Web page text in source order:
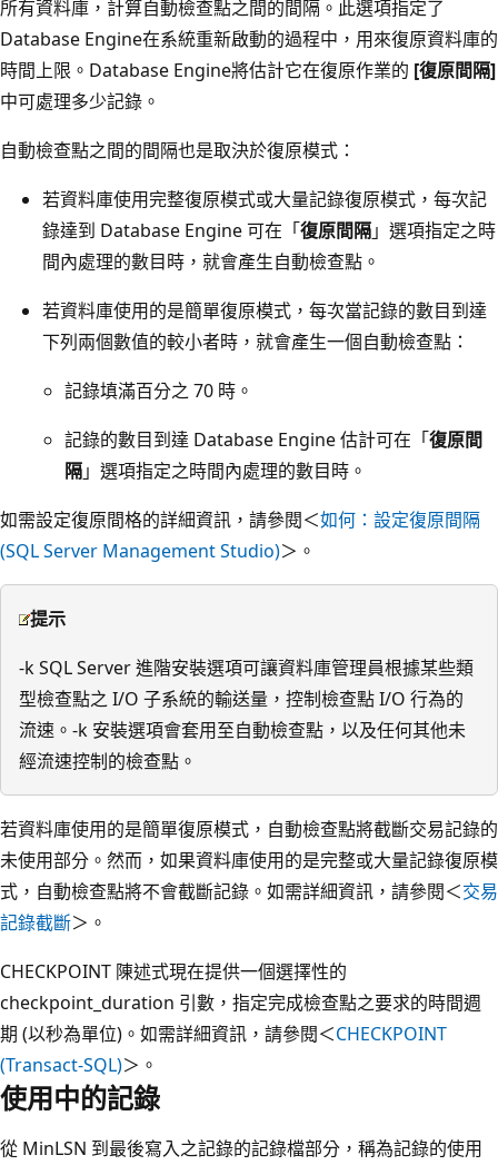
所有資料庫，計算自動檢查點之間的間隔。此選項指定了
Database Engine在系統重新啟動的過程中，用來復原資料庫的
時間上限。Database Engine將估計它在復原作業的 [復原間隔]
中可處理多少記錄。
自動檢查點之間的間隔也是取決於復原模式：
若資料庫使用完整復原模式或大量記錄復原模式，每次記
錄達到 Database Engine 可在「復原間隔」選項指定之時
間內處理的數目時，就會產生自動檢查點。
若資料庫使用的是簡單復原模式，每次當記錄的數目到達
下列兩個數值的較小者時，就會產生一個自動檢查點：
記錄填滿百分之 70 時。
記錄的數目到達 Database Engine 估計可在「復原間
隔」選項指定之時間內處理的數目時。
如需設定復原間格的詳細資訊，請參閱＜如何：設定復原間隔
(SQL Server Management Studio)＞。
提示
-k SQL Server 進階安裝選項可讓資料庫管理員根據某些類
型檢查點之 I/O 子系統的輸送量，控制檢查點 I/O 行為的
流速。-k 安裝選項會套用至自動檢查點，以及任何其他未
經流速控制的檢查點。
若資料庫使用的是簡單復原模式，自動檢查點將截斷交易記錄的
未使用部分。然而，如果資料庫使用的是完整或大量記錄復原模
式，自動檢查點將不會截斷記錄。如需詳細資訊，請參閱＜交易
記錄截斷＞。
CHECKPOINT 陳述式現在提供一個選擇性的
checkpoint_duration 引數，指定完成檢查點之要求的時間週
期 (以秒為單位)。如需詳細資訊，請參閱＜CHECKPOINT
(Transact-SQL)＞。
使用中的記錄
從 MinLSN 到最後寫入之記錄的記錄檔部分，稱為記錄的使用